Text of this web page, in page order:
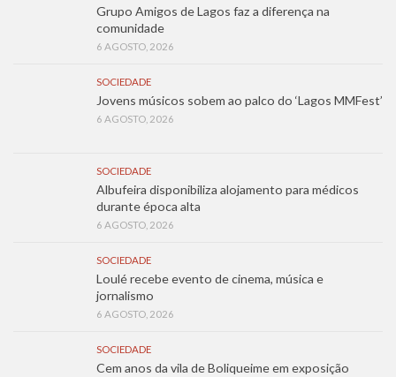
Grupo Amigos de Lagos faz a diferença na
comunidade
6 AGOSTO, 2026
SOCIEDADE
Jovens músicos sobem ao palco do ‘Lagos MMFest’
6 AGOSTO, 2026
SOCIEDADE
Albufeira disponibiliza alojamento para médicos
durante época alta
6 AGOSTO, 2026
SOCIEDADE
Loulé recebe evento de cinema, música e
jornalismo
6 AGOSTO, 2026
SOCIEDADE
Cem anos da vila de Boliqueime em exposição